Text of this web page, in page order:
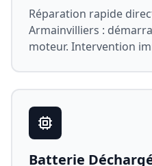
Réparation rapide
Armainvilliers :
moteur. Intervention
Batterie